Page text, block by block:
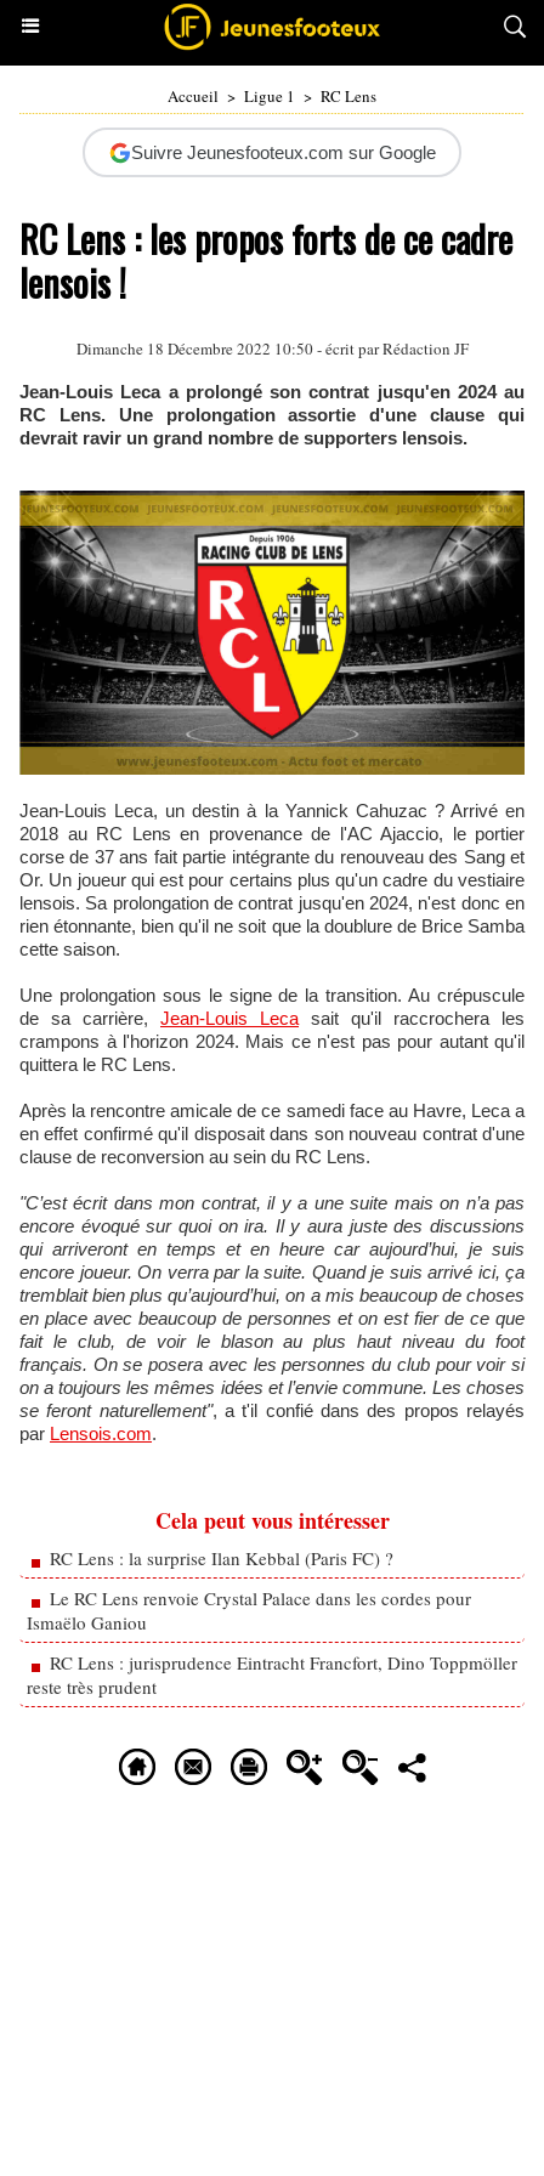
Accueil > Ligue 1 > RC Lens
Suivre Jeunesfooteux.com sur Google
RC Lens : les propos forts de ce cadre
lensois !
Dimanche 18 Décembre 2022 10:50 - écrit par Rédaction JF
Jean-Louis Leca a prolongé son contrat jusqu'en 2024 au
RC Lens. Une prolongation assortie d'une clause qui
devrait ravir un grand nombre de supporters lensois.
Jean-Louis Leca, un destin à la Yannick Cahuzac ? Arrivé en
2018 au RC Lens en provenance de l'AC Ajaccio, le portier
corse de 37 ans fait partie intégrante du renouveau des Sang et
Or. Un joueur qui est pour certains plus qu'un cadre du vestiaire
lensois. Sa prolongation de contrat jusqu'en 2024, n'est donc en
rien étonnante, bien qu'il ne soit que la doublure de Brice Samba
cette saison.
Une prolongation sous le signe de la transition. Au crépuscule
de sa carrière, Jean-Louis Leca sait qu'il raccrochera les
crampons à l'horizon 2024. Mais ce n'est pas pour autant qu'il
quittera le RC Lens.
Après la rencontre amicale de ce samedi face au Havre, Leca a
en effet confirmé qu'il disposait dans son nouveau contrat d'une
clause de reconversion au sein du RC Lens.
"C’est écrit dans mon contrat, il y a une suite mais on n’a pas
encore évoqué sur quoi on ira. Il y aura juste des discussions
qui arriveront en temps et en heure car aujourd’hui, je suis
encore joueur. On verra par la suite. Quand je suis arrivé ici, ça
tremblait bien plus qu’aujourd’hui, on a mis beaucoup de choses
en place avec beaucoup de personnes et on est fier de ce que
fait le club, de voir le blason au plus haut niveau du foot
français. On se posera avec les personnes du club pour voir si
on a toujours les mêmes idées et l’envie commune. Les choses
se feront naturellement", a t'il confié dans des propos relayés
par Lensois.com.
Cela peut vous intéresser
RC Lens : la surprise Ilan Kebbal (Paris FC) ?
Le RC Lens renvoie Crystal Palace dans les cordes pour
Ismaëlo Ganiou
RC Lens : jurisprudence Eintracht Francfort, Dino Toppmöller
reste très prudent